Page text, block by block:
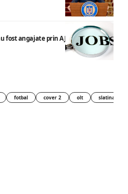
fost angajate prin AJOFM Mehedinți
fotbal cover 2 olt slatina